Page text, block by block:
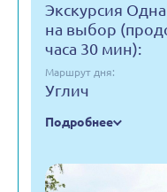
Экскурсия
на выбор
часа 30 мин):
Маршрут дня:
Углич
Подробнее